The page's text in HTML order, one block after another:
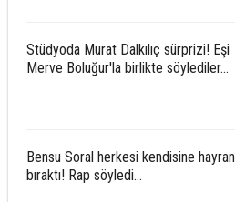
Stüdyoda Murat Dalkılıç sürprizi! Eşi
Merve Boluğur'la birlikte söylediler...
Bensu Soral herkesi kendisine hayran
bıraktı! Rap söyledi...